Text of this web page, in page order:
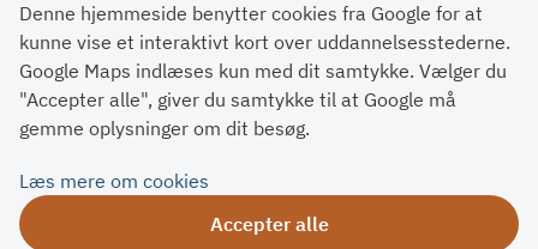
Spørgsmål og svar
Kontakt
Paragraffer
Denne hjemmeside benytter cookies fra Google for at
kunne vise et interaktivt kort over uddannelsesstederne.
Google Maps indlæses kun med dit samtykke. Vælger du
"Accepter alle", giver du samtykke til at Google må
gemme oplysninger om dit besøg.
Læs mere om cookies
Accepter alle